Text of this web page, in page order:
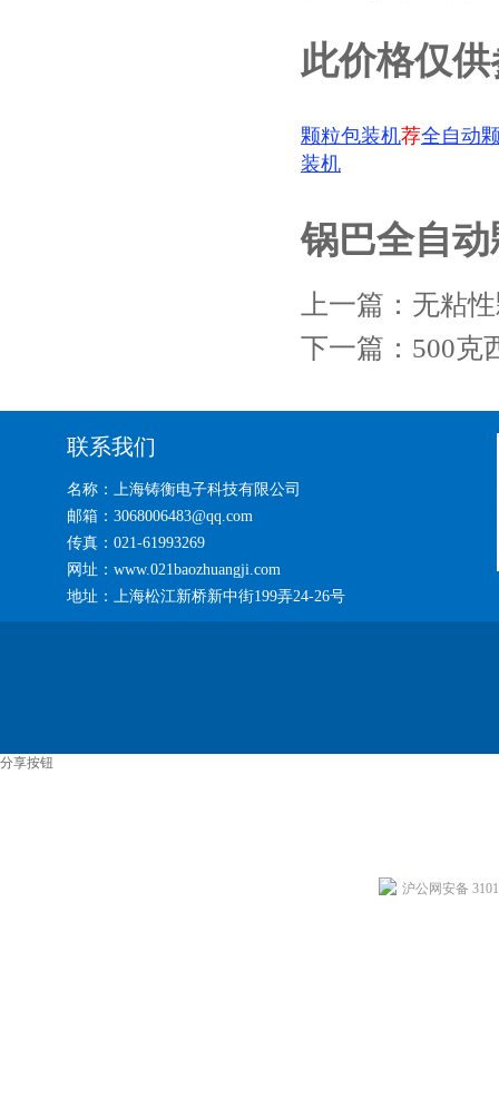
此价格仅
颗粒包装机荐全自动
装机
锅巴全自
上一篇： 无粘
下一篇： 500克
联系我们
名称：上海铸衡电子科技有限公司
邮箱：3068006483@qq.com
传真：021-61993269
网址：www.021baozhuangji.com
地址：上海松江新桥新中街199弄24-26号
分享按钮
沪公网安备